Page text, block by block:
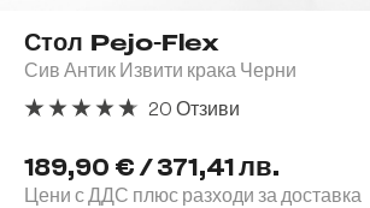
Стол Pejo-Flex
Сив Антик Извити крака Черни
189,90 € / 371,41 лв.
Цени с ДДС плюс разходи за доставка
20 Отзиви